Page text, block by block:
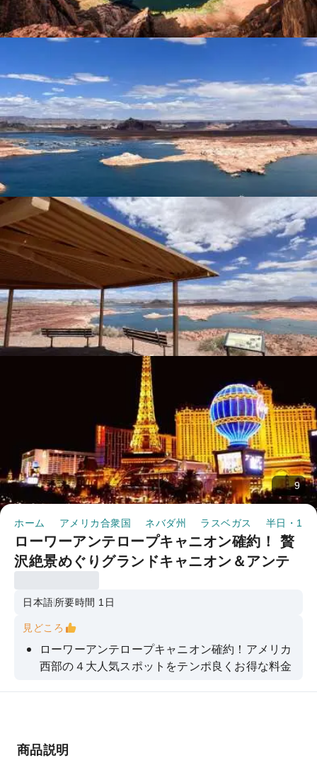
9
ホーム アメリカ合衆国 ネバダ州 ラスベガス 半日・1日
ローワーアンテロープキャニオン確約！ 贅
沢絶景めぐりグランドキャニオン＆アンテ
エル日帰りツアー 日本語ガイド付き （ア
メリカ）
日本語所要時間 1日
見どころ
ローワーアンテロープキャニオン確約！アメリカ
西部の４大人気スポットをテンポ良くお得な料金
「ローワーアンテロープキャニオン」と今話題の
人気スポット「ホースシューベンド」へ！「レイ
商品説明